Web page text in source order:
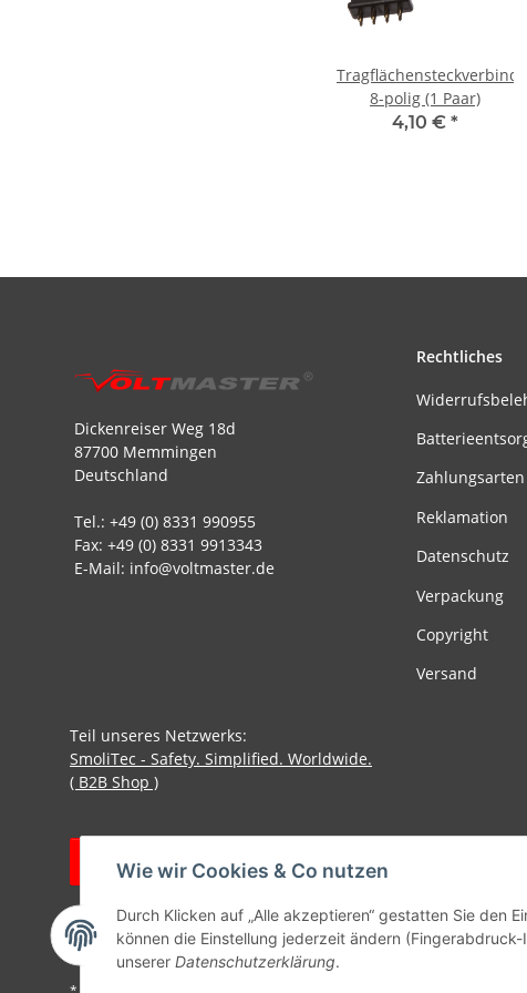
Wie wir Cookies & Co nutzen
Durch Klicken auf „Alle akzeptieren“ gestatten Sie den
können die Einstellung jederzeit ändern
unserer Datenschutzerklärung.
Tragflächensteckverbinder
8-polig (1 Paar)
4,10 € *
Dickenreiser Weg 18d
87700 Memmingen
Deutschland
Tel.: +49 (0) 8331 990955
Fax: +49 (0) 8331 9913343
E-Mail: info@voltmaster.de
Rechtliches
Zahlungsarten
Reklamation
Datenschutz
Verpackung
Copyright
Versand
Teil unseres Netzwerks:
SmoliTec - Safety. Simplified. Worldwide.
( B2B Shop )
Vertrag widerrufen